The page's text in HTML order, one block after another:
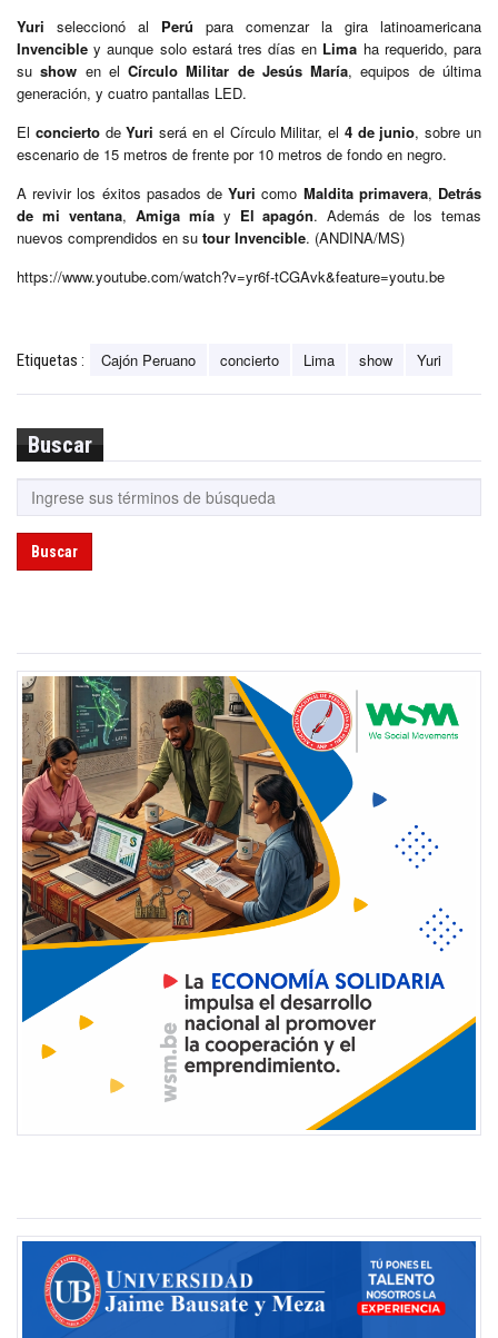
Yuri seleccionó al Perú para comenzar la gira latinoamericana
Invencible y aunque solo estará tres días en Lima ha requerido, para
sushow en elCírculo Militar de Jesús María, equipos de última
generación, y cuatro pantallas LED.
El conciertodeYuri será en el Círculo Militar, el 4 de junio, sobre un
escenario de 15 metros de frente por 10 metros de fondo en negro.
A revivir los éxitos pasados deYuri como Maldita primavera, Detrás
de mi ventana, Amiga míay El apagón. Además de los temas
nuevos comprendidos en su tour Invencible. (ANDINA/MS)
https://www.youtube.com/watch?v=yr6f-tCGAvk&feature=youtu.be
Etiquetas : Cajón Peruano concierto Lima show Yuri
Buscar
Buscar